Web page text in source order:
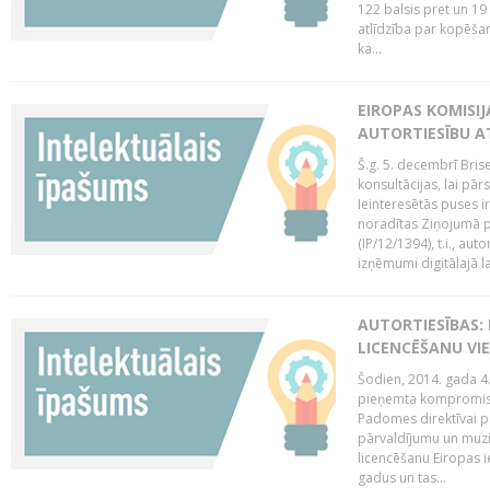
122 balsis pret un
atlīdzība par
ka...
EIROPAS
AUTORTIESĪBU
Š.g. 5. decembrī
konsultācijas, lai
Ieinteresētās puses
noradītas Ziņojumā
(IP/12/1394), t.i.,
izņēmumi digitālajā
AUTORTIESĪBAS:
LICENCĒŠANU
Šodien, 2014. gada
pieņemta
Padomes direktīvai
pārvaldījumu un
licencēšanu Eiropas
gadus un tas...